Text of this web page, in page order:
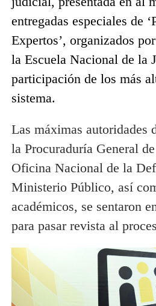
entregadas especiales de
Expertos’, organizados
la Escuela Nacional de la
participación de los más
sistema.
Las máximas autoridades
la Procuraduría General
Oficina Nacional de la
Ministerio Público, así
académicos, se sentaron
para pasar revista al